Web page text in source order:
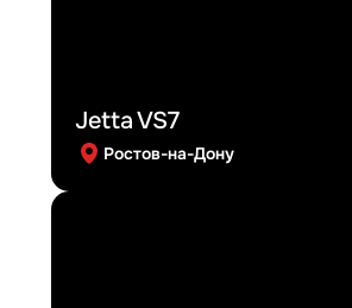
Jetta VS7
Ростов-на-Дону